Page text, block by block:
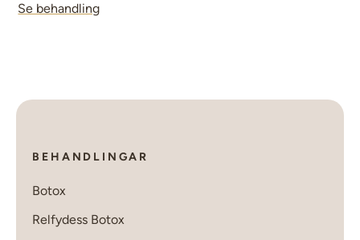
lyster.
Se behandling
BEHANDLINGAR
Botox
Relfydess Botox